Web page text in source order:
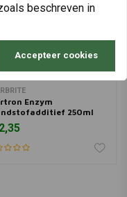
Enzym
250ml
beschreven in
Accepteer cookies